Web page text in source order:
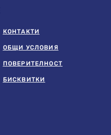
КОНТАКТИ
ОБЩИ УСЛОВИЯ
ПОВЕРИТЕЛНОСТ
БИСКВИТКИ